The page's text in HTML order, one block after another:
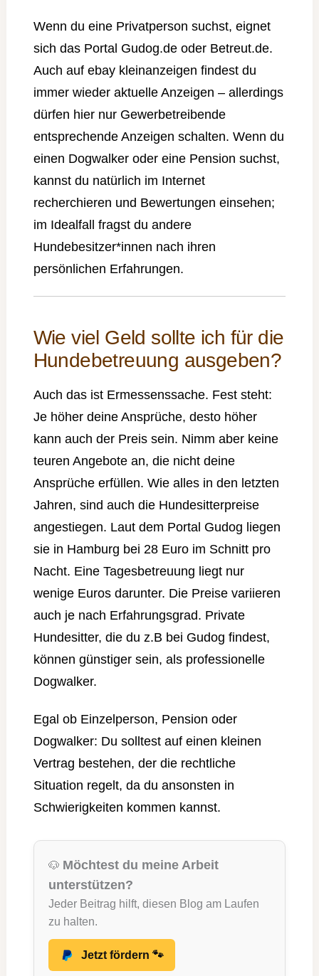
Wenn du eine Privatperson suchst, eignet
sich das Portal Gudog.deoder Betreut.de.
Auch aufebay kleinanzeigen findest du
immer wieder aktuelle Anzeigen – allerdings
dürfen hier nur Gewerbetreibende
entsprechende Anzeigen schalten. Wenn du
einen Dogwalker oder eine Pension suchst,
kannst du natürlich im Internet
recherchieren und Bewertungen einsehen;
im Idealfall fragst du andere
Hundebesitzer*innen nach ihren
persönlichen Erfahrungen.
Wie viel Geld sollte ich für die
Hundebetreuung ausgeben?
Auch das ist Ermessenssache. Fest steht:
Je höher deine Ansprüche, desto höher
kann auch der Preis sein. Nimm aber keine
teuren Angebote an, die nicht deine
Ansprüche erfüllen. Wie alles in den letzten
Jahren, sind auch die Hundesitterpreise
angestiegen. Laut dem Portal Gudog liegen
sie in Hamburg bei 28 Euro im Schnitt pro
Nacht. Eine Tagesbetreuung liegt nur
wenige Euros darunter. Die Preise variieren
auch je nach Erfahrungsgrad. Private
Hundesitter, die du z.B bei Gudog findest,
können günstiger sein, als professionelle
Dogwalker.
Egal ob Einzelperson, Pension oder
Dogwalker: Du solltest auf einen kleinen
Vertrag bestehen, der die rechtliche
Situation regelt, da du ansonsten in
Schwierigkeiten kommen kannst.
🐶 Möchtest du meine Arbeit
unterstützen?
Jeder Beitrag hilft, diesen Blog am Laufen
zu halten.
Jetzt fördern 🐾